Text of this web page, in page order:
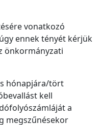
vonatkozó
ennek tényét kérjük
önkormányzati
hónapjára/tört
kell
a
megszűnésekor